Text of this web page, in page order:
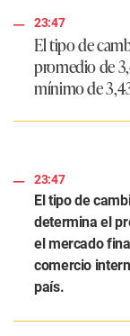
23:47
El tipo de
promedio de
mínimo de
23:47
El tipo de
determina el
el mercado
comercio
país.